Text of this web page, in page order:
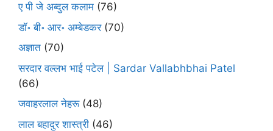
ए पी जे अब्दुल कलाम (76)
डॉ॰ बी॰ आर॰ अम्बेडकर(70)
अज्ञात (70)
सरदार वल्लभ भाई पटेल | Sardar Vallabhbhai Patel
(66)
जवाहरलाल नेहरू(48)
लाल बहादुर शास्त्री (46)